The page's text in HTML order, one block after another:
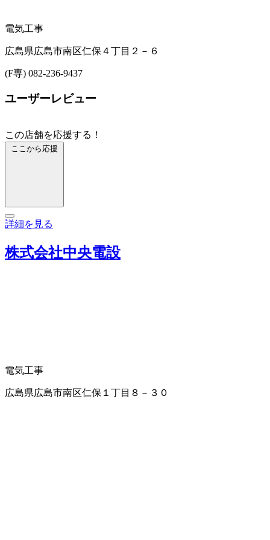
電気工事
広島県広島市南区仁保４丁目２－６
(F専) 082-236-9437
ユーザーレビュー
この店舗を応援する！
ここから応援
詳細を見る
株式会社中央電設
電気工事
広島県広島市南区仁保１丁目８－３０